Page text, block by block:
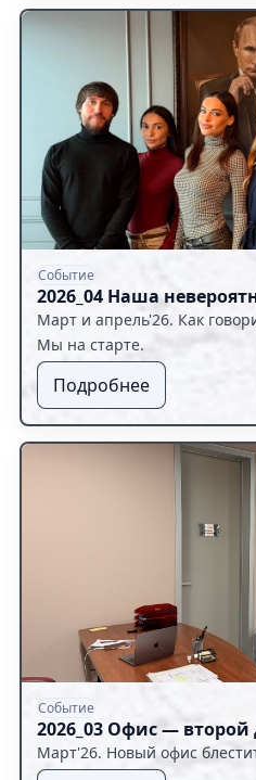
Событие
2026_04 Наша
Март и апрель'26. Как
Мы на старте.
Подробнее
Событие
2026_03 Офис —
Март'26. Новый офис